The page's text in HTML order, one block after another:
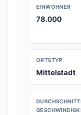
EINWOHNER
78.000
ORTSTYP
Mittelstadt